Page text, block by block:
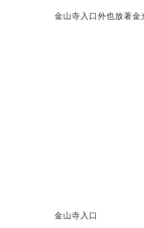
金山寺入口外也放著金
金山寺入口